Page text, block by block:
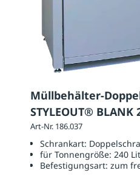
Müllbehälter-
STYLEOUT®
Art-Nr. 186.037
Schrankart:
für Tonnengröße: 240
Befestigungsart: zum